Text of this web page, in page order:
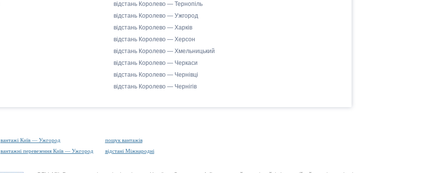
відстань Королево — Тернопіль
відстань Королево — Ужгород
відстань Королево — Харків
відстань Королево — Херсон
відстань Королево — Хмельницький
відстань Королево — Черкаси
відстань Королево — Чернівці
відстань Королево — Чернігів
вантажі Київ — Ужгород
пошук вантажів
вантажні перевезення Київ — Ужгород відстані Міжнародні